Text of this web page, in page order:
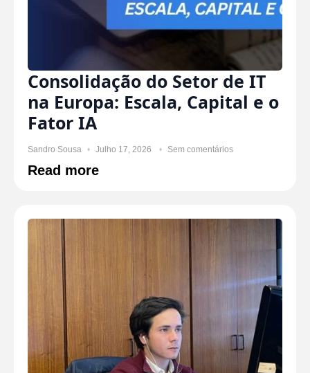
Consolidação do Setor de IT
na Europa: Escala, Capital e o
Fator IA
Sandro Sousa Julho 17, 2026 Sem comentários
Read more